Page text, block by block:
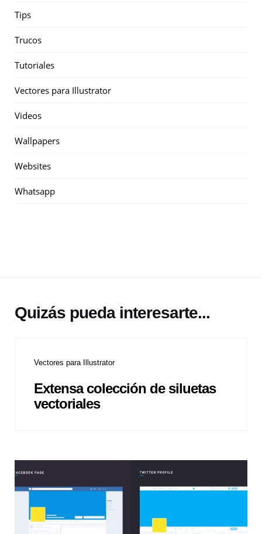
Tips
Trucos
Tutoriales
Vectores para Illustrator
Videos
Wallpapers
Websites
Whatsapp
Quizás pueda interesarte...
Vectores para Illustrator
Extensa colección de siluetas
vectoriales